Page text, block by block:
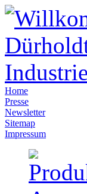
Home
Presse
Newsletter
Sitemap
Impressum